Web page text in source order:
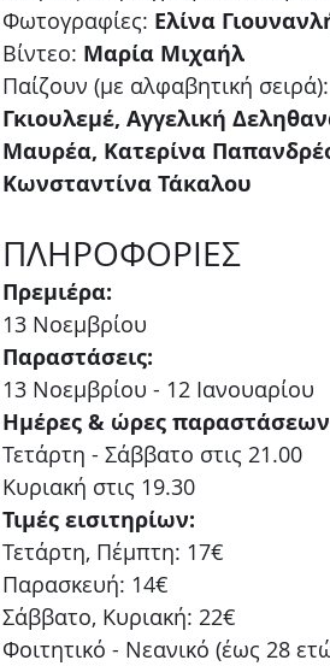
Φωτογραφίες: Ελίνα
Βίντεο: Μαρία Μιχαήλ
Παίζουν (με αλφαβητική σειρά):
Γκιουλεμέ, Αγγελική
Μαυρέα, Κατερίνα
Κωνσταντίνα Τάκαλου
ΠΛΗΡΟΦΟΡΙΕΣ
Πρεμιέρα:
13 Νοεμβρίου
Παραστάσεις:
13 Νοεμβρίου - 12 Ιανουαρίου
Ημέρες & ώρες
Τετάρτη - Σάββατο στις 21.00
Κυριακή στις 19.30
Τιμές εισιτηρίων:
Τετάρτη, Πέμπτη: 17€
Παρασκευή: 14€
Σάββατο, Κυριακή: 22€
Φοιτητικό - Νεανικό (έως 28